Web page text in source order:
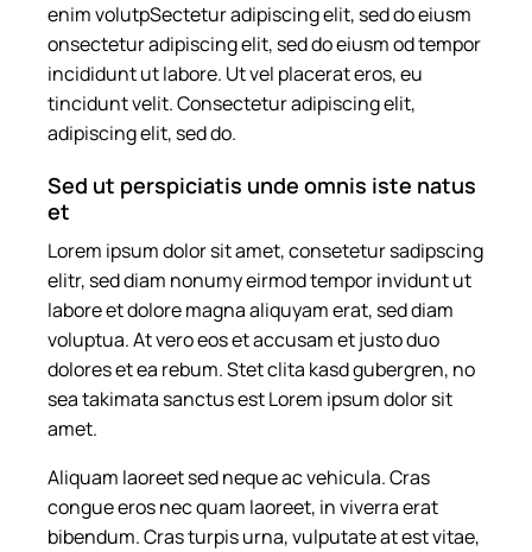
enim volutpSectetur adipiscing elit, sed do eiusm
onsectetur adipiscing elit, sed do eiusm od tempor
incididunt ut labore. Ut vel placerat eros, eu
tincidunt velit. Consectetur adipiscing elit,
adipiscing elit, sed do.
Sed ut perspiciatis unde omnis iste natus
et
Lorem ipsum dolor sit amet, consetetur sadipscing
elitr, sed diam nonumy eirmod tempor invidunt ut
labore et dolore magna aliquyam erat, sed diam
voluptua. At vero eos et accusam et justo duo
dolores et ea rebum. Stet clita kasd gubergren, no
sea takimata sanctus est Lorem ipsum dolor sit
amet.
Aliquam laoreet sed neque ac vehicula. Cras
congue eros nec quam laoreet, in viverra erat
bibendum. Cras turpis urna, vulputate at est vitae,